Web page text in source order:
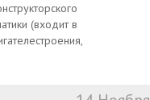
(входит в